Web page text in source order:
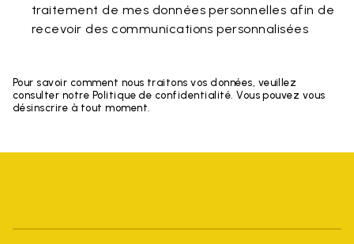
traitement de mes données personnelles afin de
recevoir des communications personnalisées
Pour savoir comment nous traitons vos données, veuillez
consulter notre Politique de confidentialité. Vous pouvez vous
désinscrire à tout moment.